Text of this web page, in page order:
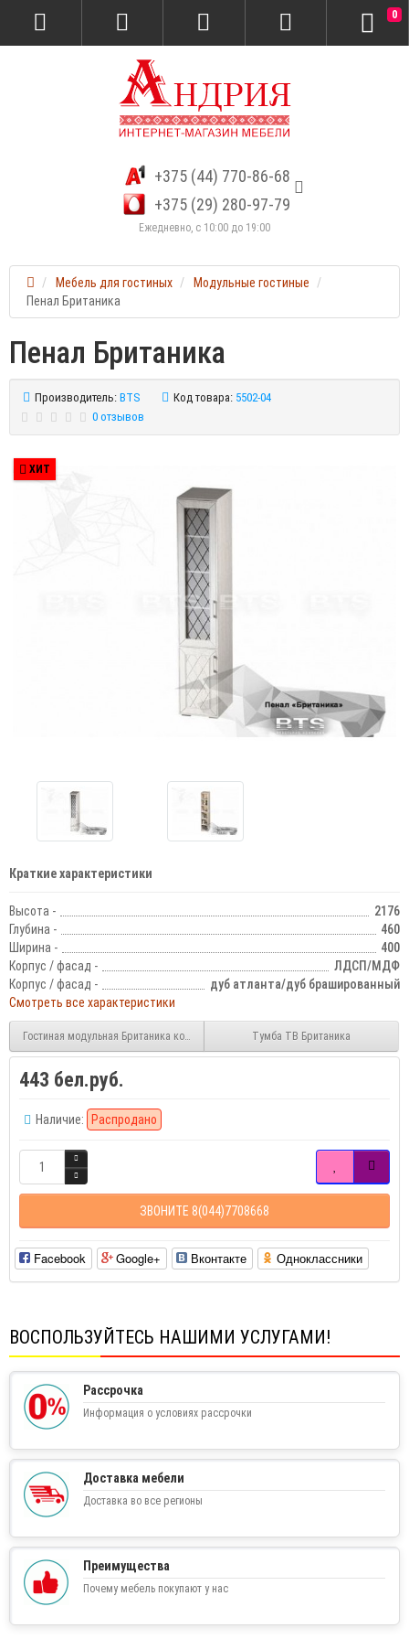
+375 (44) 770-86-68
+375 (29) 280-97-79
Ежедневно, с 10:00 до 19:00
0
Мебель для гостиных
Модульные гостиные
Пенал Британика
Пенал Британика
Производитель: BTS Код товара: 5502-04
0 отзывов
ХИТ
Краткие характеристики
Высота -
2176
Глубина -
460
Ширина -
400
Корпус / фасад -
ЛДСП/МДФ
Корпус / фасад -
дуб атланта/дуб брашированный
Смотреть все характеристики
Гостиная модульная Британика компоновка 3 Тумба ТВ Британика
443 бел.руб.
Наличие: Распродано
ЗВОНИТЕ 8(044)7708668
Facebook Google+ Вконтакте Одноклассники
ВОСПОЛЬЗУЙТЕСЬ НАШИМИ УСЛУГАМИ!
Рассрочка
Информация о условиях рассрочки
Доставка мебели
Доставка во все регионы
Преимущества
Почему мебель покупают у нас